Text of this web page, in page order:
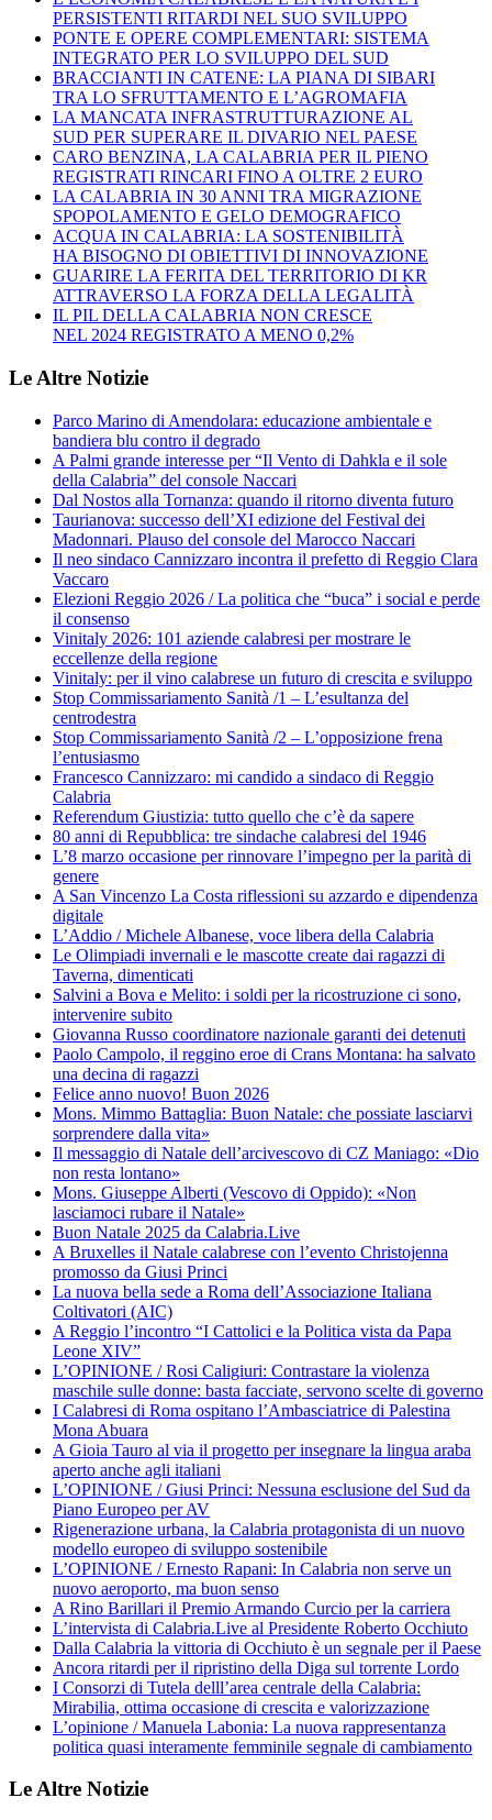
PERSISTENTI RITARDI NEL SUO SVILUPPO
PONTE E OPERE COMPLEMENTARI: SISTEMA
INTEGRATO PER LO SVILUPPO DEL SUD
BRACCIANTI IN CATENE: LA PIANA DI SIBARI
TRA LO SFRUTTAMENTO E L’AGROMAFIA
LA MANCATA INFRASTRUTTURAZIONE AL
SUD PER SUPERARE IL DIVARIO NEL PAESE
CARO BENZINA, LA CALABRIA PER IL PIENO
REGISTRATI RINCARI FINO A OLTRE 2 EURO
LA CALABRIA IN 30 ANNI TRA MIGRAZIONE
SPOPOLAMENTO E GELO DEMOGRAFICO
ACQUA IN CALABRIA: LA SOSTENIBILITÀ
HA BISOGNO DI OBIETTIVI DI INNOVAZIONE
GUARIRE LA FERITA DEL TERRITORIO DI KR
ATTRAVERSO LA FORZA DELLA LEGALITÀ
IL PIL DELLA CALABRIA NON CRESCE
NEL 2024 REGISTRATO A MENO 0,2%
Le Altre Notizie
Parco Marino di Amendolara: educazione ambientale e
bandiera blu contro il degrado
A Palmi grande interesse per “Il Vento di Dahkla e il sole
della Calabria” del console Naccari
Dal Nostos alla Tornanza: quando il ritorno diventa futuro
Taurianova: successo dell’XI edizione del Festival dei
Madonnari. Plauso del console del Marocco Naccari
Il neo sindaco Cannizzaro incontra il prefetto di Reggio Clara
Vaccaro
Elezioni Reggio 2026 / La politica che “buca” i social e perde
il consenso
Vinitaly 2026: 101 aziende calabresi per mostrare le
eccellenze della regione
Vinitaly: per il vino calabrese un futuro di crescita e sviluppo
Stop Commissariamento Sanità /1 – L’esultanza del
centrodestra
Stop Commissariamento Sanità /2 – L’opposizione frena
l’entusiasmo
Francesco Cannizzaro: mi candido a sindaco di Reggio
Calabria
Referendum Giustizia: tutto quello che c’è da sapere
80 anni di Repubblica: tre sindache calabresi del 1946
L’8 marzo occasione per rinnovare l’impegno per la parità di
genere
A San Vincenzo La Costa riflessioni su azzardo e dipendenza
digitale
L’Addio / Michele Albanese, voce libera della Calabria
Le Olimpiadi invernali e le mascotte create dai ragazzi di
Taverna, dimenticati
Salvini a Bova e Melito: i soldi per la ricostruzione ci sono,
intervenire subito
Giovanna Russo coordinatore nazionale garanti dei detenuti
Paolo Campolo, il reggino eroe di Crans Montana: ha salvato
una decina di ragazzi
Felice anno nuovo! Buon 2026
Mons. Mimmo Battaglia: Buon Natale: che possiate lasciarvi
sorprendere dalla vita»
Il messaggio di Natale dell’arcivescovo di CZ Maniago: «Dio
non resta lontano»
Mons. Giuseppe Alberti (Vescovo di Oppido): «Non
lasciamoci rubare il Natale»
Buon Natale 2025 da Calabria.Live
A Bruxelles il Natale calabrese con l’evento Christojenna
promosso da Giusi Princi
La nuova bella sede a Roma dell’Associazione Italiana
Coltivatori (AIC)
A Reggio l’incontro “I Cattolici e la Politica vista da Papa
Leone XIV”
L’OPINIONE / Rosi Caligiuri: Contrastare la violenza
maschile sulle donne: basta facciate, servono scelte di governo
I Calabresi di Roma ospitano l’Ambasciatrice di Palestina
Mona Abuara
A Gioia Tauro al via il progetto per insegnare la lingua araba
aperto anche agli italiani
L’OPINIONE / Giusi Princi: Nessuna esclusione del Sud da
Piano Europeo per AV
Rigenerazione urbana, la Calabria protagonista di un nuovo
modello europeo di sviluppo sostenibile
L’OPINIONE / Ernesto Rapani: In Calabria non serve un
nuovo aeroporto, ma buon senso
A Rino Barillari il Premio Armando Curcio per la carriera
L’intervista di Calabria.Live al Presidente Roberto Occhiuto
Dalla Calabria la vittoria di Occhiuto è un segnale per il Paese
Ancora ritardi per il ripristino della Diga sul torrente Lordo
I Consorzi di Tutela delll’area centrale della Calabria:
Mirabilia, ottima occasione di crescita e valorizzazione
L’opinione / Manuela Labonia: La nuova rappresentanza
politica quasi interamente femminile segnale di cambiamento
Le Altre Notizie